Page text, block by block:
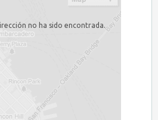
no ha sido encontrada.